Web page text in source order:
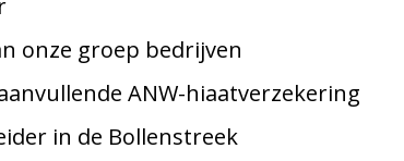
onze groep bedrijven
ANW-hiaatverzekering
in de Bollenstreek